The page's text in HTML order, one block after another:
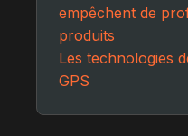
empêchent de
produits
Les technologies
GPS